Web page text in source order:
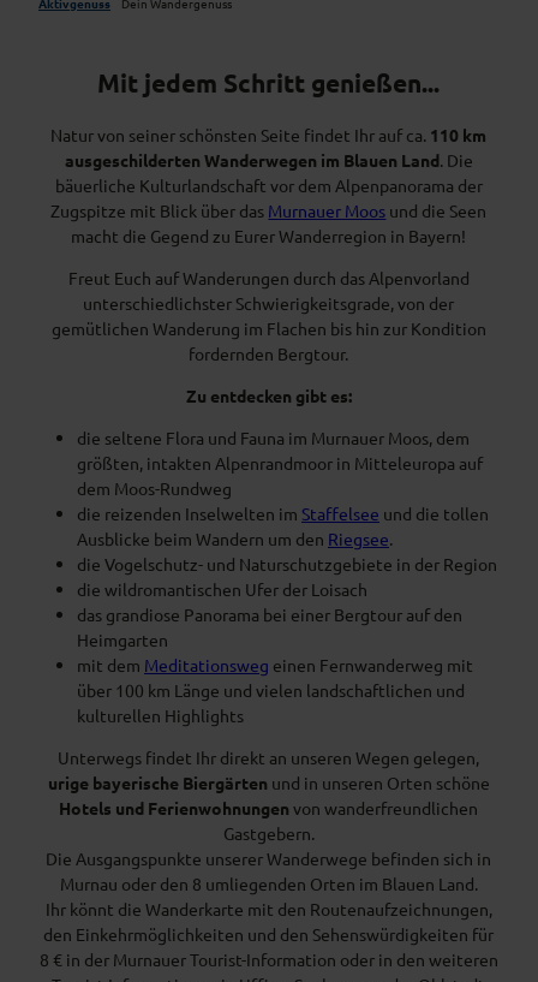
Mit jedem Schritt genießen...
Natur von seiner schönsten Seite findet Ihr auf ca. 110 km
ausgeschilderten Wanderwegen im Blauen Land. Die
bäuerliche Kulturlandschaft vor dem Alpenpanorama der
Zugspitze mit Blick über das Murnauer Moos und die Seen
macht die Gegend zu Eurer Wanderregion in Bayern!
Freut Euch auf Wanderungen durch das Alpenvorland
unterschiedlichster Schwierigkeitsgrade, von der
gemütlichen Wanderung im Flachen bis hin zur Kondition
fordernden Bergtour.
Zu entdecken gibt es:
die seltene Flora und Fauna im Murnauer Moos, dem
größten, intakten Alpenrandmoor in Mitteleuropa auf
dem Moos-Rundweg
die reizenden Inselwelten im Staffelsee und die tollen
Ausblicke beim Wandern um den Riegsee.
die Vogelschutz- und Naturschutzgebiete in der Region
die wildromantischen Ufer der Loisach
das grandiose Panorama bei einer Bergtour auf den
Heimgarten
mit dem Meditationsweg einen Fernwanderweg mit
über 100 km Länge und vielen landschaftlichen und
kulturellen Highlights
Unterwegs findet Ihr direkt an unseren Wegen gelegen,
urige bayerische Biergärten und in unseren Orten schöne
Hotels und Ferienwohnungen von wanderfreundlichen
Gastgebern.
Die Ausgangspunkte unserer Wanderwege befinden sich in
Murnau oder den 8 umliegenden Orten im Blauen Land.
Ihr könnt die Wanderkarte mit den Routenaufzeichnungen,
den Einkehrmöglichkeiten und den Sehenswürdigkeiten für
8 € in der Murnauer Tourist-Information oder in den weiteren